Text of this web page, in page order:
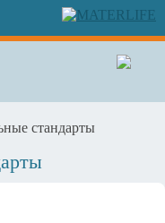
стандарты